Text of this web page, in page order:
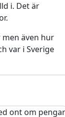
i. Det är
även hur
var i Sverige